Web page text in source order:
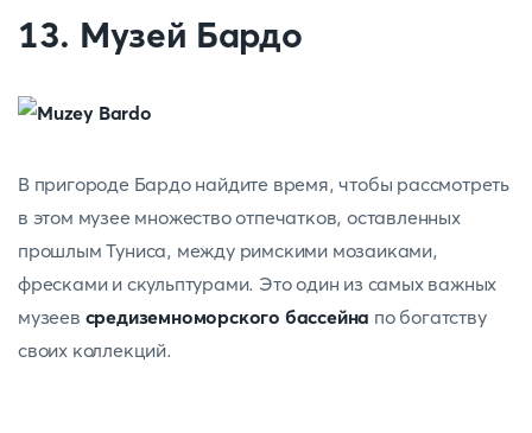
13. Музей Бардо
В пригороде Бардо найдите время, чтобы рассмотреть
в этом музее множество отпечатков, оставленных
прошлым Туниса, между римскими мозаиками,
фресками и скульптурами. Это один из самых важных
музеев средиземноморского бассейна по богатству
своих коллекций.